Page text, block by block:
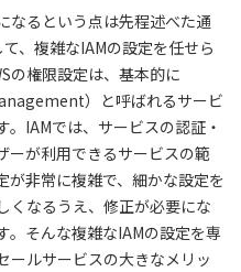
なるという点は先程述べた通
、複雑なIAMの設定を任せら
の権限設定は、基本的に
）と呼ばれるサービ
IAMでは、サービスの認証・
ーが利用できるサービスの範
が非常に複雑で、細かな設定を
くなるうえ、修正が必要にな
。そんな複雑なIAMの設定を専
ールサービスの大きなメリッ